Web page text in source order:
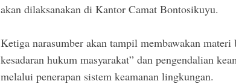
akan dilaksanakan di Kantor Camat Bontosikuyu.
Ketiga narasumber akan tampil membawakan
kesadaran hukum masyarakat” dan pengendalian
melalui penerapan sistem keamanan lingkungan.